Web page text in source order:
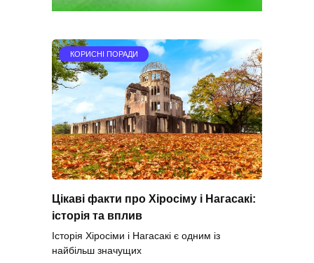
КОРИСНІ ПОРАДИ
Цікаві факти про Хіросіму і Нагасакі:
історія та вплив
Історія Хіросіми і Нагасакі є одним із
найбільш значущих